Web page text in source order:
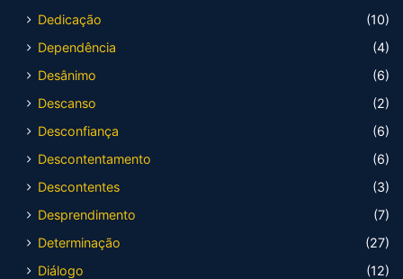
Dedicação
(10)
Dependência
(4)
Desânimo
(6)
Descanso
(2)
Desconfiança
(6)
Descontentamento
(6)
Descontentes
(3)
Desprendimento
(7)
Determinação
(27)
Diálogo
(12)